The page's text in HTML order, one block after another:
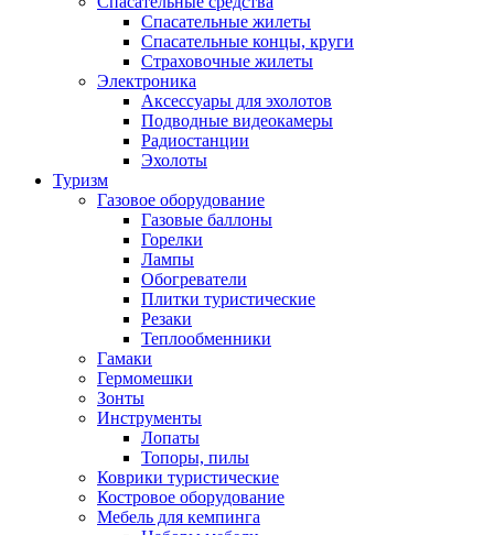
Спасательные жилеты
Спасательные концы, круги
Страховочные жилеты
Электроника
Аксессуары для эхолотов
Подводные видеокамеры
Радиостанции
Эхолоты
Туризм
Газовое оборудование
Газовые баллоны
Горелки
Лампы
Обогреватели
Плитки туристические
Резаки
Теплообменники
Гамаки
Гермомешки
Зонты
Инструменты
Лопаты
Топоры, пилы
Коврики туристические
Костровое оборудование
Мебель для кемпинга